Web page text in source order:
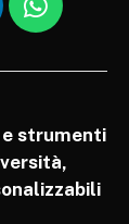
e strumenti